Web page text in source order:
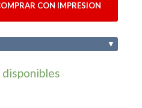
CON IMPRESION
▼